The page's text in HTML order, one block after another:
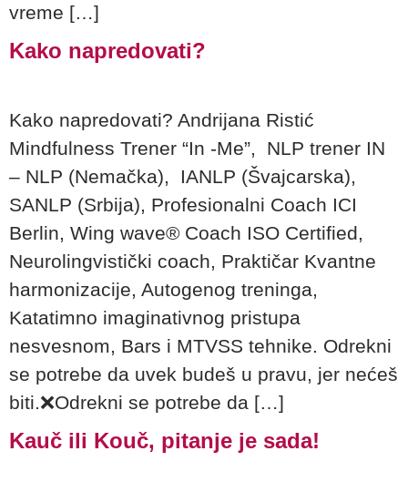
vreme […]
Kako napredovati?
Kako napredovati? Andrijana Ristić
Mindfulness Trener “In -Me”, NLP trener IN
– NLP (Nemačka), IANLP (Švajcarska),
SANLP (Srbija), Profesionalni Coach ICI
Berlin, Wing wave® Coach ISO Certified,
Neurolingvistički coach, Praktičar Kvantne
harmonizacije, Autogenog treninga,
Katatimno imaginativnog pristupa
nesvesnom, Bars i MTVSS tehnike. Odrekni
se potrebe da uvek budeš u pravu, jer nećeš
biti.❌Odrekni se potrebe da […]
Kauč ili Kouč, pitanje je sada!